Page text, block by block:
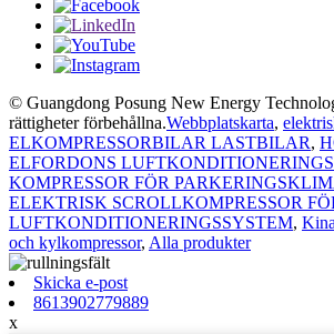
© Guangdong Posung New Energy
rättigheter förbehållna.Webbplatskarta,
ELKOMPRESSORBILAR LASTBILAR,
ELFORDONS
KOMPRESSOR FÖR
ELEKTRISK SCROLLKOMPRESSOR
LUFTKONDITIONERINGSSYSTEM,
och kylkompressor, Alla produkter
Skicka e-post
8613902779889
x